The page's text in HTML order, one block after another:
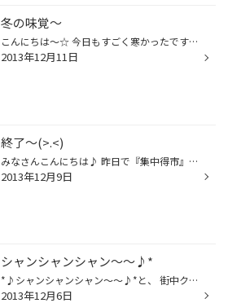
冬の味覚～
こんにちは～☆ 今日もすごく寒かったですね(>_
2013年12月11日
終了～(>.<)
みなさんこんにちは♪ 昨日で『集中得市』終了いたしました！ 今年一番盛り上がった得市だったのではないのでしょうか(^ω^) みなさんありがとうございました♪ 今までスタッドレスを履いたことが ある人はもうご存知だと思いますが！！ 今日みたいな雨の日スタッドレスだと ブレーキが心配という方い...
2013年12月9日
シャンシャンシャン～～♪*
*♪シャンシャンシャン～～♪*と、 街中クリスマスモードな今日この頃ですが、 みなさんクリスマスはお好きですか～？ 私は、クリスマスがというかクリスマスソングが大好きなんです(*^^*) 今年はクリスマスソングのCDアルバムを6枚ほど借りてしまいました☆ なので、今のドライブのお供はクリスマスソ...
2013年12月6日